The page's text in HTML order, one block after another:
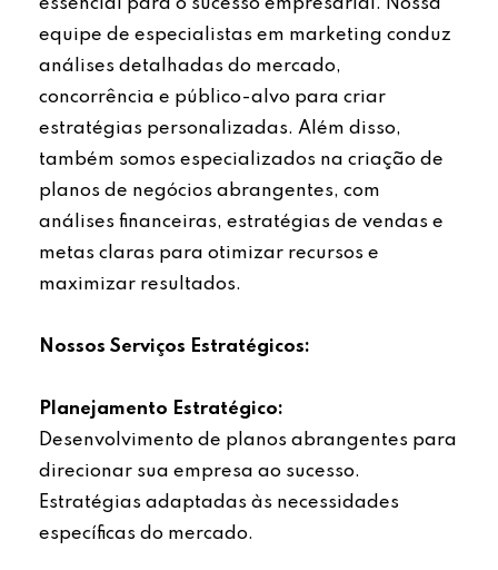
equipe de especialistas em marketing conduz
análises detalhadas do mercado,
concorrência e público-alvo para criar
estratégias personalizadas. Além disso,
também somos especializados na criação de
planos de negócios abrangentes, com
análises financeiras, estratégias de vendas e
metas claras para otimizar recursos e
maximizar resultados.
Nossos Serviços Estratégicos:
Planejamento Estratégico:
Desenvolvimento de planos abrangentes para
direcionar sua empresa ao sucesso.
Estratégias adaptadas às necessidades
específicas do mercado.